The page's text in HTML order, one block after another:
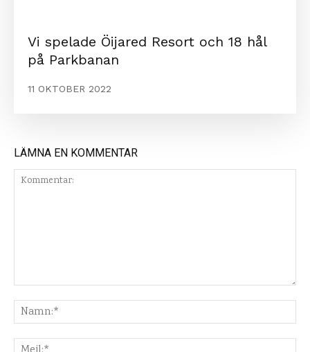
Vi spelade Öijared Resort och 18 hål
på Parkbanan
11 OKTOBER 2022
LÄMNA EN KOMMENTAR